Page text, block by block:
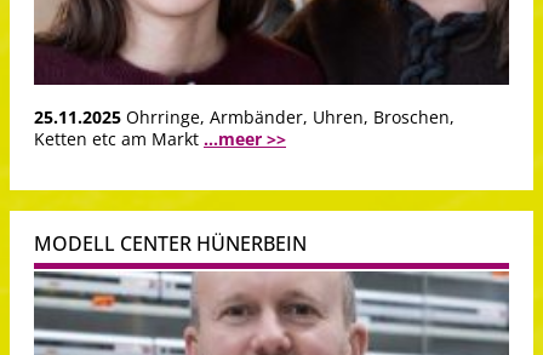
25.11.2025 Ohrringe, Armbänder, Uhren, Broschen,
Ketten etc am Markt ...meer >>
MODELL CENTER HÜNERBEIN